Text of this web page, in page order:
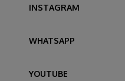
INSTAGRAM
WHATSAPP
YOUTUBE